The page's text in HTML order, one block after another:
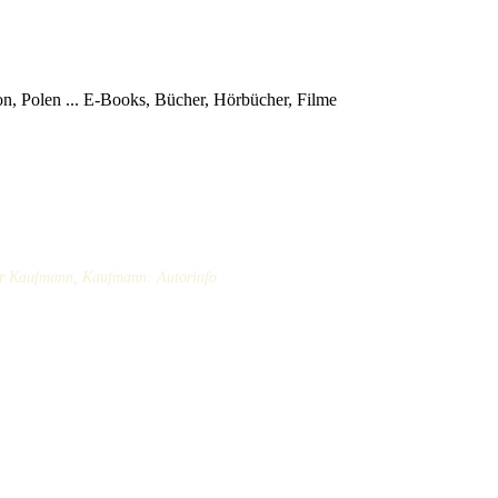
Polen ... E-Books, Bücher, Hörbücher, Filme
Kaufmann, Kaufmann: Autorinfo